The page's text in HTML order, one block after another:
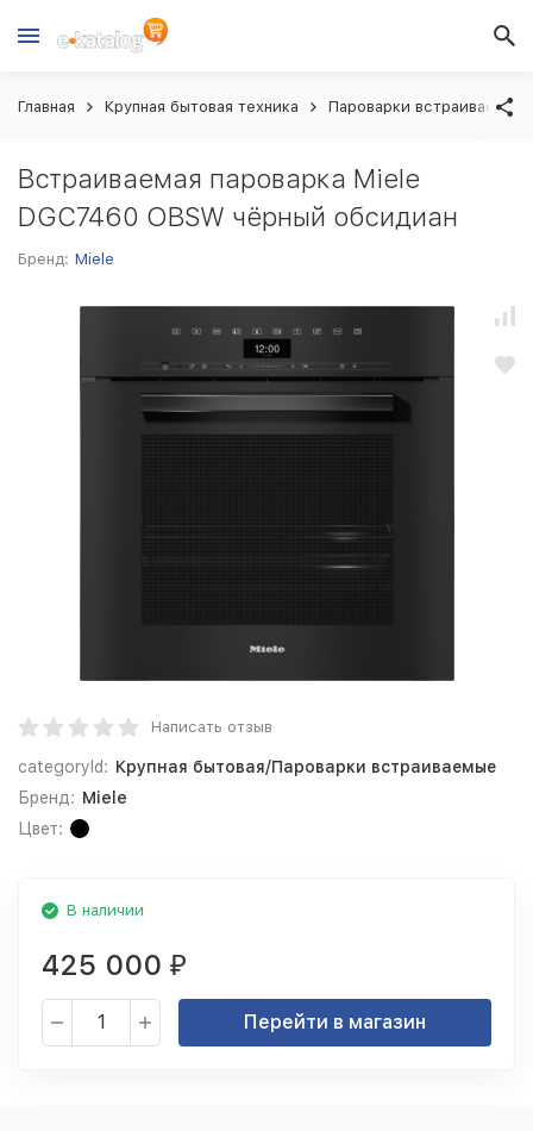
Главная Крупная бытовая техника Пароварки встраиваемые
Встраиваемая пароварка Miele
DGC7460 OBSW чёрный обсидиан
Бренд: Miele
Написать отзыв
categoryId: Крупная бытовая/Пароварки встраиваемые
Бренд: Miele
Цвет:
В наличии
425 000 ₽
Перейти в магазин